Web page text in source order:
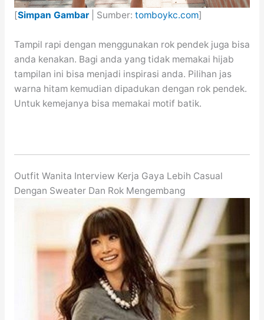
[Simpan Gambar| Sumber: tomboykc.com]
Tampil rapi dengan menggunakan rok pendek juga bisa
anda kenakan. Bagi anda yang tidak memakai hijab
tampilan ini bisa menjadi inspirasi anda. Pilihan jas
warna hitam kemudian dipadukan dengan rok pendek.
Untuk kemejanya bisa memakai motif batik.
Outfit Wanita Interview Kerja Gaya Lebih Casual
Dengan Sweater Dan Rok Mengembang